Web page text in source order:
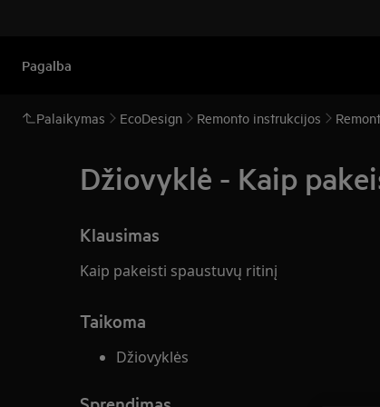
Pagalba
Palaikymas EcoDesign Remonto instrukcijos
Džiovyklė - Kaip
Klausimas
Kaip pakeisti spaustuvų ritinį
Taikoma
Džiovyklės